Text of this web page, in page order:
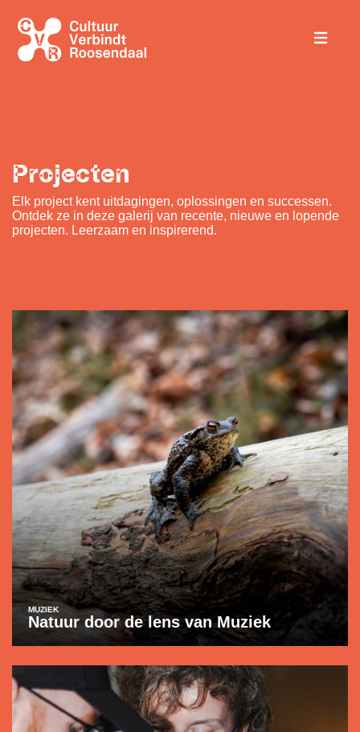
Projecten
Elk project kent uitdagingen, oplossingen en successen.
Ontdek ze in deze galerij van recente, nieuwe en lopende
projecten. Leerzaam en inspirerend.
MUZIEK
Natuur door de lens van Muziek